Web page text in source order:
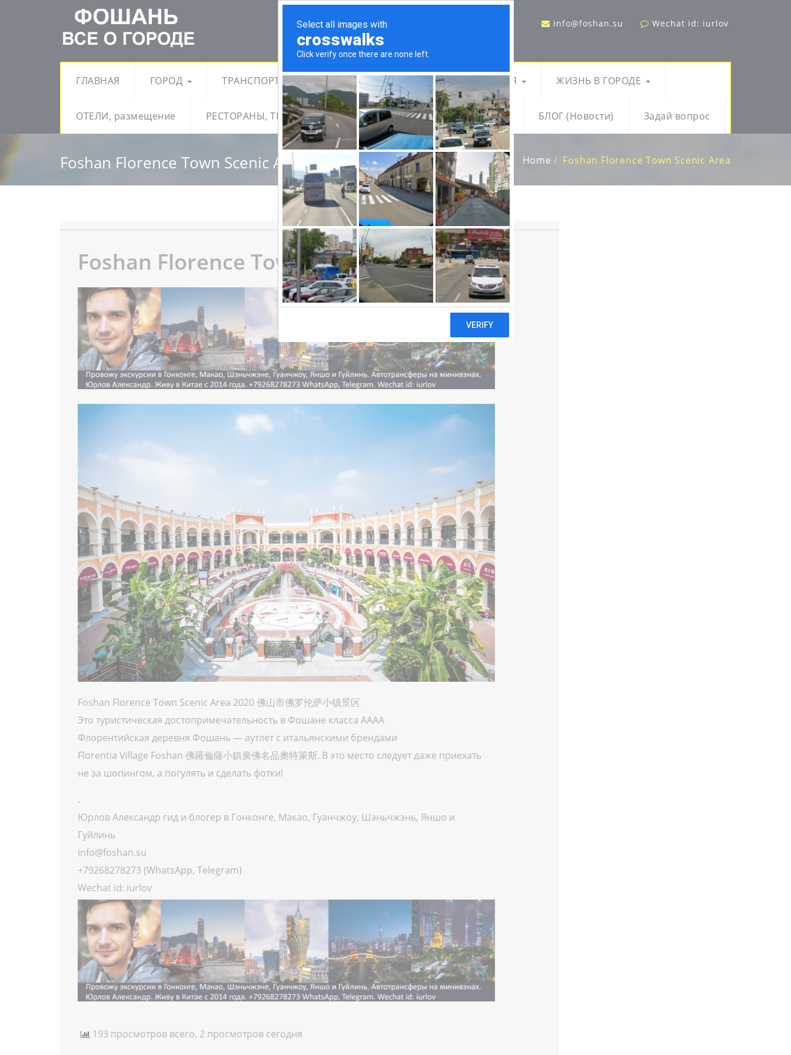
info@foshan.su Wechat id: iurlov
ГЛАВНАЯ ГОРОД ТРАНСПОРТ ЧТО ПОСМОТРЕТЬ РАЗВЛЕЧЕНИЯ ЖИЗНЬ В ГОРОДЕ
ОТЕЛИ, размещение РЕСТОРАНЫ, ТЦ, РЫНКИ ЕЩЕ ТУРГИД В ФОШАНЕ БЛОГ (Новости) Задай вопрос
Foshan Florence Town Scenic Area Home Foshan Florence Town Scenic Area
Foshan Florence Town Scenic Area
Foshan Florence Town Scenic Area 2020 佛山市佛罗伦萨小镇景区
Это туристическая достопримечательность в Фошане класса АААА
Флорентийская деревня Фошань — аутлет с итальянскими брендами
Florentia Village Foshan 佛羅倫薩小鎮廣佛名品奧特萊斯. В это место следует даже приехать
не за шопингом, а погулять и сделать фотки!
.
Юрлов Александр гид и блогер в Гонконге, Макао, Гуанчжоу, Шэньчжэнь, Яншо и
Гуйлинь
info@foshan.su
+79268278273 (WhatsApp, Telegram)
Wechat id: iurlov
193 просмотров всего, 2 просмотров сегодня